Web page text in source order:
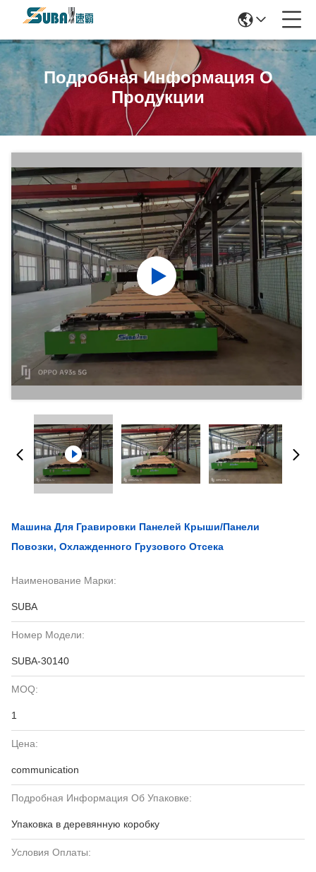
Подробная Информация О
Продукции
Машина Для Гравировки Панелей Крыши/панели
Повозки, Охлажденного Грузового Отсека
Наименование Марки:
SUBA
Номер Модели:
SUBA-30140
MOQ:
1
Цена:
communication
Подробная Информация Об Упаковке:
Упаковка в деревянную коробку
Условия Оплаты: